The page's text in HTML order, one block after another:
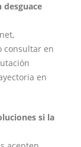
consultar en
en
si la